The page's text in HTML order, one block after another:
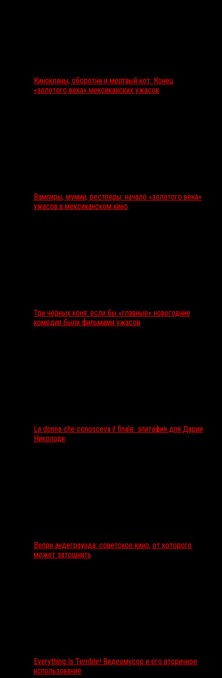
Кинокланы, оборотни и мертвый кот: Конец
«золотого века» мексиканских ужасов
Вампиры, мумии, рестлеры: начало «золотого века»
ужасов в мексиканском кино
Три чёрных коня: если бы «главные» новогодние
комедии были фильмами ужасов
La donna che conosceva il finale: эпитафия для Дарии
Николоди
Вепри андеграунда: советское кино, от которого
может затошнить
Everything Is Terrible! Видеомусор и его вторичное
использование